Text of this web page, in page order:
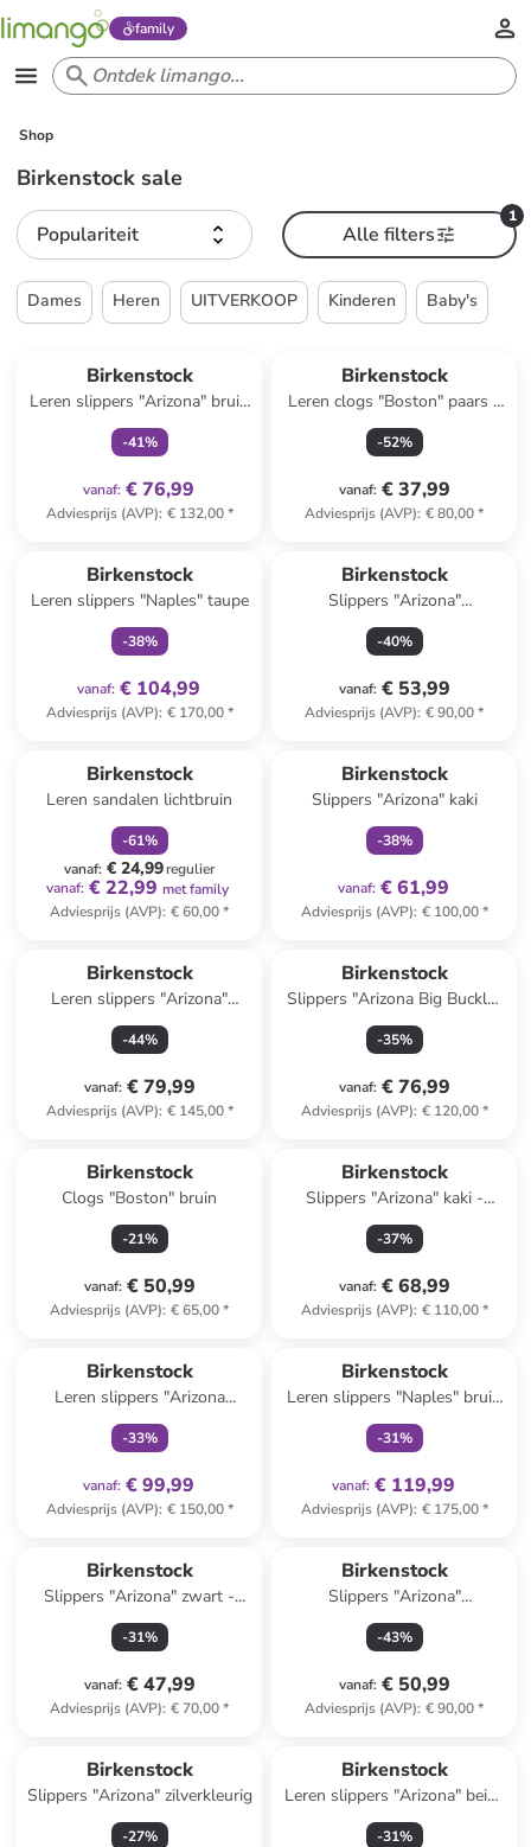
family
Shop
Birkenstock sale
Populariteit
1
Alle filters
Dames Heren UITVERKOOP Kinderen Baby's
Birkenstock
Leren slippers "Arizona" bruin
- wijdte S
-41%
vanaf: € 76,99
Adviesprijs (AVP): € 132,00*
Birkenstock
Leren clogs "Boston" paars -
wijdte S
-52%
vanaf: € 37,99
Adviesprijs (AVP): € 80,00*
Birkenstock
Leren slippers "Naples" taupe
-38%
vanaf: € 104,99
Adviesprijs (AVP): € 170,00*
Birkenstock
Slippers "Arizona"
donkerblauw - wijdte S
-40%
vanaf: € 53,99
Adviesprijs (AVP): € 90,00*
Birkenstock
Leren sandalen lichtbruin
-61%
vanaf: € 24,99regulier
vanaf: € 22,99 met family
Adviesprijs (AVP): € 60,00*
Birkenstock
Slippers "Arizona" kaki
-38%
vanaf: € 61,99
Adviesprijs (AVP): € 100,00*
Birkenstock
Leren slippers "Arizona"
lichtbruin
-44%
vanaf: € 79,99
Adviesprijs (AVP): € 145,00*
Birkenstock
Slippers "Arizona Big Buckle"
lichtroze
-35%
vanaf: € 76,99
Adviesprijs (AVP): € 120,00*
Birkenstock
Clogs "Boston" bruin
-21%
vanaf: € 50,99
Adviesprijs (AVP): € 65,00*
Birkenstock
Slippers "Arizona" kaki -
wijdte S
-37%
vanaf: € 68,99
Adviesprijs (AVP): € 110,00*
Birkenstock
Leren slippers "Arizona
Adventure" zwart
-33%
vanaf: € 99,99
Adviesprijs (AVP): € 150,00*
Birkenstock
Leren slippers "Naples" bruin
- wijdte S
-31%
vanaf: € 119,99
Adviesprijs (AVP): € 175,00*
Birkenstock
Slippers "Arizona" zwart -
wijdte S
-31%
vanaf: € 47,99
Adviesprijs (AVP): € 70,00*
Birkenstock
Slippers "Arizona"
donkerblauw - wijdte S
-43%
vanaf: € 50,99
Adviesprijs (AVP): € 90,00*
Birkenstock
Slippers "Arizona" zilverkleurig
-27%
Birkenstock
Leren slippers "Arizona" beige
- wijdte N
-31%